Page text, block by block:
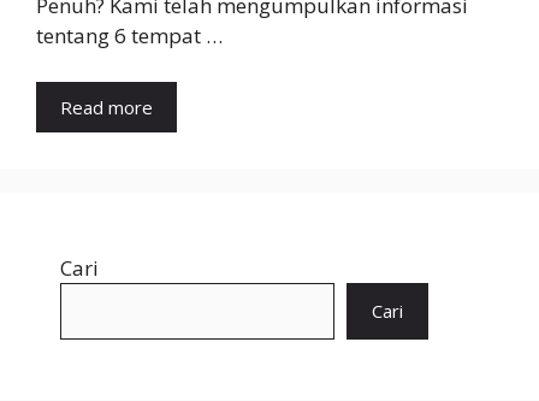
Penuh? Kami telah mengumpulkan informasi
tentang 6 tempat …
Read more
Cari
Cari